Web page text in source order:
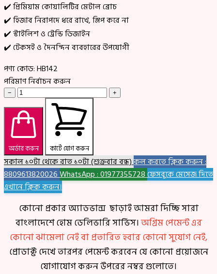
✔️ প্রিমিয়াম কোয়ালিটির মেটাল ব্রোচ
✔️ হিজাব নিরাপদে ধরে রাখে, স্লিপ করে না
✔️ স্টাইলিশ ও ট্রেন্ডি ডিজাইন
✔️ টেকসই ও দৈনন্দিন ব্যবহারের উপযোগী
পণ্য কোড:HB142
পরিমাণ নির্বাচন করুন
− +
অর্ডার করুন কার্টে যোগ করুন
সকাল ১০টা থেকে রাত ১০টা (শুক্রবার বন্ধ)কল করতে ক্লিক করুন :
8809613820026WhatsApp : 01977355728ফেসবুকে মেসেজ দিতে
এখানে ক্লিক করুন।
কোনো প্রকার অ্যাডভান্স ছাড়াই আমরা দিচ্ছি সারা
বাংলাদেশে হোম ডেলিভারি সার্ভিস।অগ্রিম পেমেন্ট এর
কোনো ঝামেলা নেই বা প্রতারিত হবার কোনো সুযোগ নেই,
প্রোডাক্ট দেখে তারপর পেমেন্ট করবেন যে কোনো প্রয়োজনে
যোগাযোগ করুন উপরের নম্বর গুলোতে।